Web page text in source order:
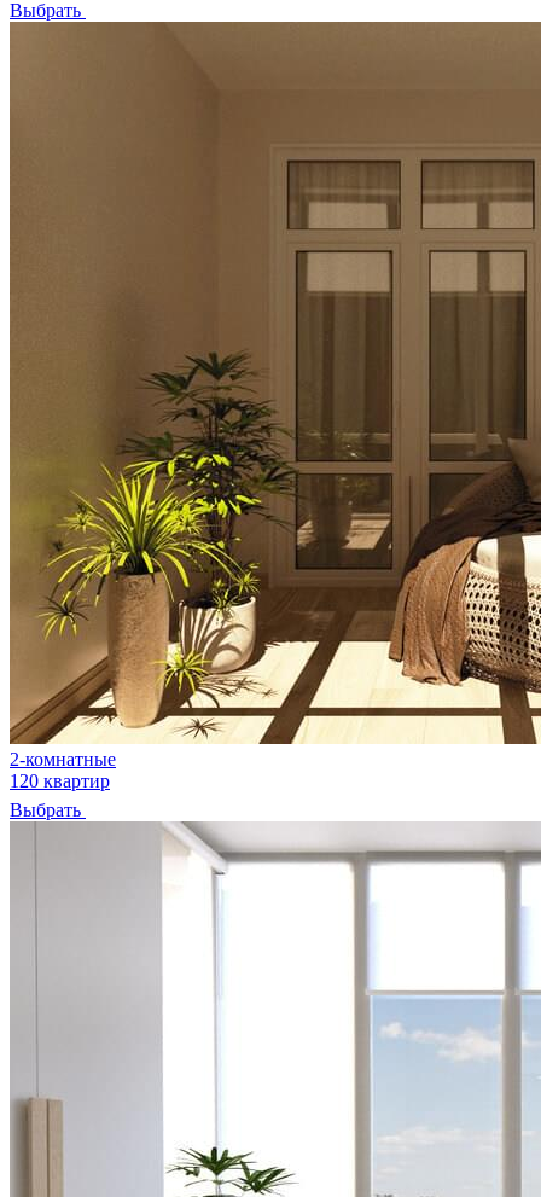
Выбрать
2-комнатные
120 квартир
Выбрать